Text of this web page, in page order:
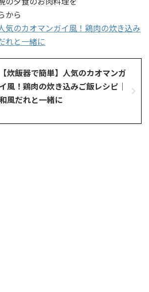
から
気のカオマンガイ風！鶏肉の炊き込み
れと一緒に
【炊飯器で簡単】人気のカオマンガ
イ風！鶏肉の炊き込みご飯レシピ｜
和風だれと一緒に